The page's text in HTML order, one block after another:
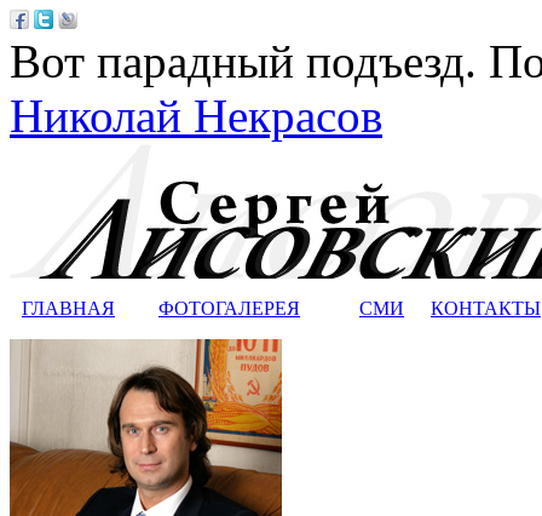
Вот парадный подъезд.
Николай Некрасов
ГЛАВНАЯ ФОТОГАЛЕРЕЯ СМИ КОНТАКТЫ